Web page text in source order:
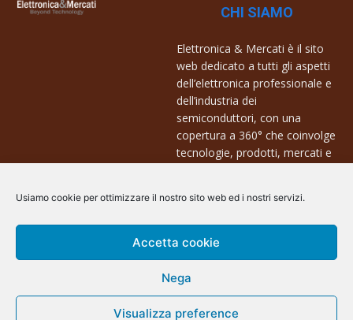
Usiamo cookie per ottimizzare il nostro sito web ed i nostri servizi.
Accetta cookie
Nega
Visualizza preference
CHI SIAMO
Elettronica & Mercati è il sito
web dedicato a tutti gli aspetti
dell’elettronica professionale e
dell’industria dei
semiconduttori, con una
copertura a 360° che coinvolge
tecnologie, prodotti, mercati e
Contatti:
info@arscommunication.it
@ArsCommunication 2023